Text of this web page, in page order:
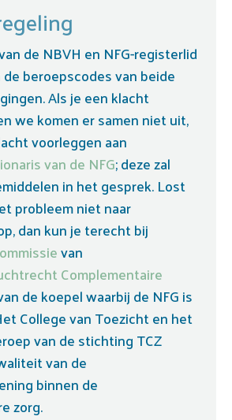
de NBVH en NFG-registerlid
beroepscodes van beide
Als je een klacht
we komen er samen niet uit,
voorleggen aan
van de NFG; deze zal
in het gesprek. Lost
probleem niet naar
dan kun je terecht bij
van
Complementaire
de koepel waarbij de NFG is
College van Toezicht en het
van de stichting TCZ
van de
binnen de
zorg.